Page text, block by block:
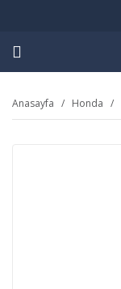
Anasayfa Honda